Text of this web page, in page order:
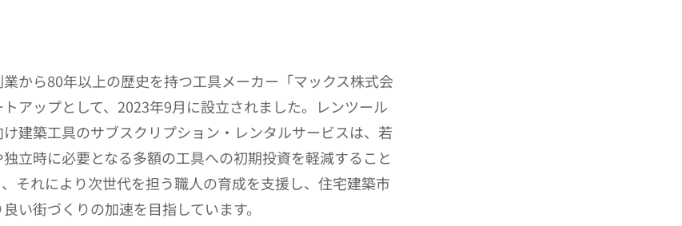
業から80年以上の歴史を持つ工具メーカー「マックス株式会
アップとして、2023年9月に設立されました。レンツール
建築工具のサブスクリプション・レンタルサービスは、若
立時に必要となる多額の工具への初期投資を軽減すること
それにより次世代を担う職人の育成を支援し、住宅建築市
い街づくりの加速を目指しています。